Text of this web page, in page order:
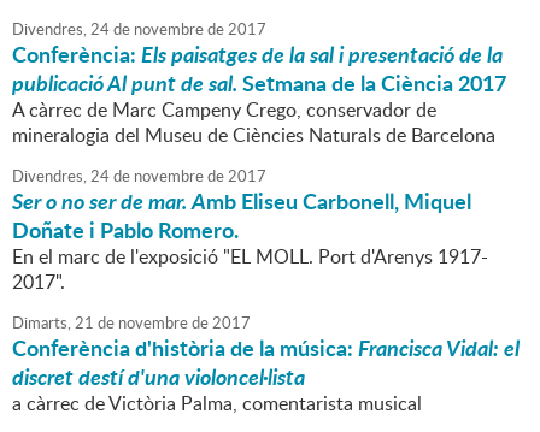
Divendres,24de novembrede2017
Conferència:Els paisatges de la sal i presentació de la
publicació Al punt de sal.Setmana de la Ciència 2017
A càrrec de Marc Campeny Crego, conservador de
mineralogia del Museu de Ciències Naturals de Barcelona
Divendres,24de novembrede2017
Ser o no ser de mar. Amb Eliseu Carbonell, Miquel
Doñate i Pablo Romero.
En el marc de l'exposició "EL MOLL. Port d'Arenys 1917-
2017".
Dimarts,21 de novembrede2017
Conferència d'història de la música:Francisca Vidal: el
discret destí d'una violoncel·lista
a càrrec de Victòria Palma, comentarista musical